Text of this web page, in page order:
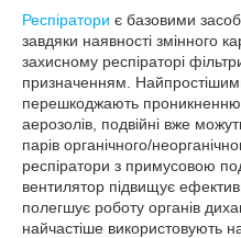
Респіратори є базовими
завдяки наявності змінного
захисному респіраторі
призначенням.
перешкоджають проникненню
аерозолів, подвійні вже
парів органічного/
респіратори з примусовою
вентилятор підвищує
полегшує роботу органів
найчастіше використовують